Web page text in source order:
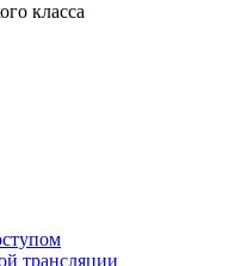
класса
трансляции